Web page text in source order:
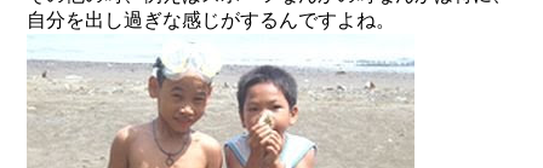
自分を出し過ぎな感じがするんですよね。